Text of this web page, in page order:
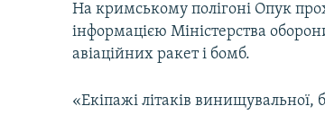
На кримському полігоні Опук
інформацією Міністерства
авіаційних ракет і бомб.
«Екіпажі літаків винищувальної,